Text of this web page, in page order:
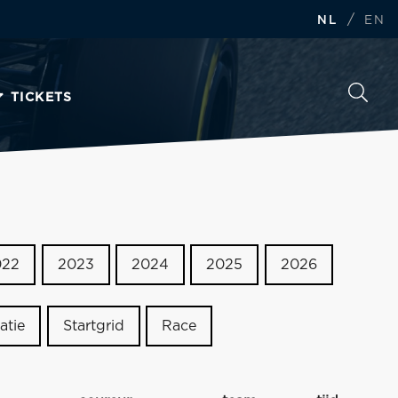
NL / EN
TICKETS
2023 2024 2025 2026
Startgrid Race